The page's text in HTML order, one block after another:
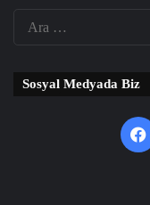
Sosyal Medyada Biz